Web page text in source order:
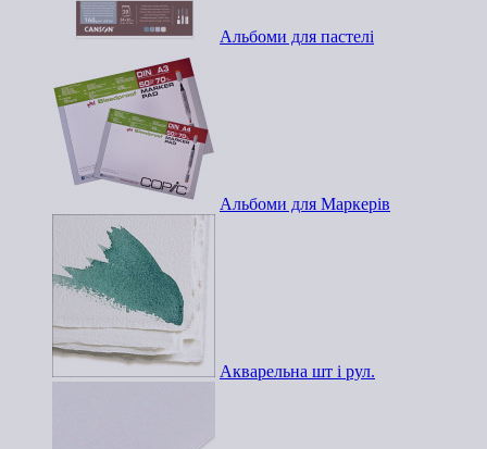
Альбоми для пастелі
Альбоми для Маркерів
Акварельна шт і рул.